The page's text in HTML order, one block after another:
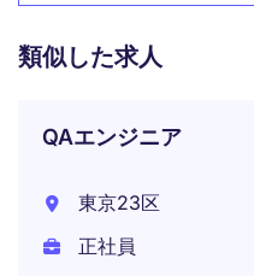
類似した求人
QAエンジニア
東京23区
正社員